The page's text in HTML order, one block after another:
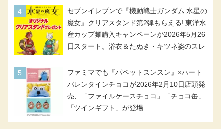
セブンイレブンで『機動戦士ガンダム 水星の
魔女』クリアスタンド第2弾もらえる! 東洋水
産カップ麺購入キャンペーンが2026年5月26
日スタート。浴衣＆たぬき・キツネ姿のスレ
号・5号) / シャディクが全6種のクリアスタ
ンドになって登場!
ファミマでも『パペットスンスン』×ハート
バレンタインチョコが2026年2月10日店頭発
売、「ファイルケースチョコ」「チョコ缶」
「ツインギフト」が登場